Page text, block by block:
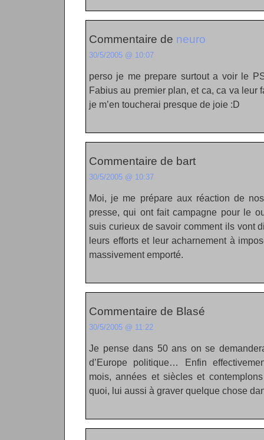
Commentaire de neuro
30/5/2005 @ 10:07
perso je me prepare surtout a voir le
Fabius au premier plan, et ca, ca va leur
je m’en toucherai presque de joie :D
Commentaire de bart
30/5/2005 @ 10:37
Moi, je me prépare aux réaction de
presse, qui ont fait campagne pour le
suis curieux de savoir comment ils vont
leurs efforts et leur acharnement à
massivement emporté.
Commentaire de Blasé
30/5/2005 @ 11:22
Je pense dans 50 ans on se
d’Europe politique… Enfin
mois, années et siècles et
quoi, lui aussi à graver quelque chose